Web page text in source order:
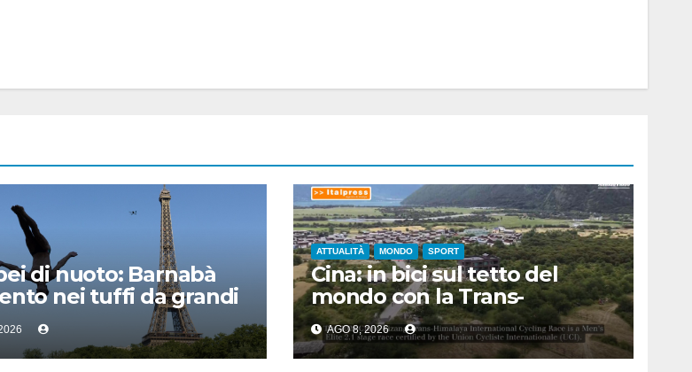
di nuoto: Barnabà
nei tuffi da grandi
ATTUALITÀ MONDO SPORT
Cina: in bici sul tetto del
mondo con la Trans-
Himalaya Race
AGO 8, 2026